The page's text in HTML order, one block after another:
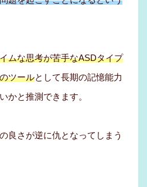
ムな思考が苦手なASDタイプ
ツールとして長期の記憶能力
かと推測できます。
良さが逆に仇となってしまう